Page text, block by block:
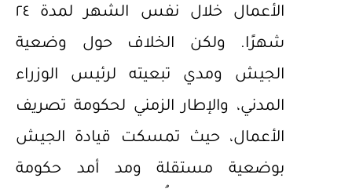
الأعمال خلال نفس الشهر لمدة ٢٤
شهرًا. ولكن الخلاف حول وضعية
الجيش ومدي تبعيته لرئيس الوزراء
المدني، والإطار الزمني لحكومة تصريف
الأعمال، حيث تمسكت قيادة الجيش
بوضعية مستقلة ومد أمد حكومة